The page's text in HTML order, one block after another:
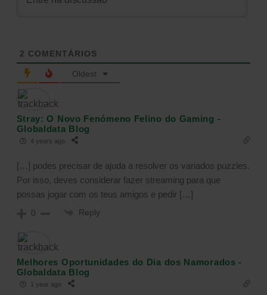
2 COMENTÁRIOS
Oldest
Stray: O Novo Fenómeno Felino do Gaming -
Globaldata Blog
4 years ago
[…] podes precisar de ajuda a resolver os variados puzzles.
Por isso, deves considerar fazer streaming para que
possas jogar com os teus amigos e pedir […]
0 Reply
Melhores Oportunidades do Dia dos Namorados -
Globaldata Blog
1 year ago